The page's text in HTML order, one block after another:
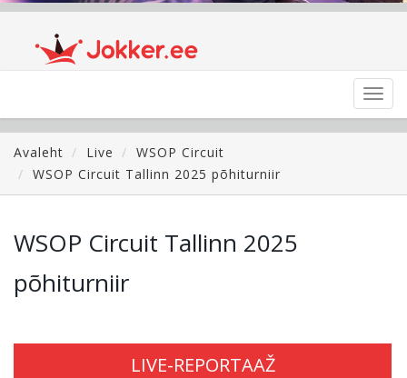
Avaleht
Live
WSOP Circuit
WSOP Circuit Tallinn 2025 põhiturniir
WSOP Circuit Tallinn 2025
põhiturniir
LIVE-REPORTAAŽ